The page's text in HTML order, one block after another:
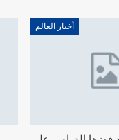
أخبار العالم